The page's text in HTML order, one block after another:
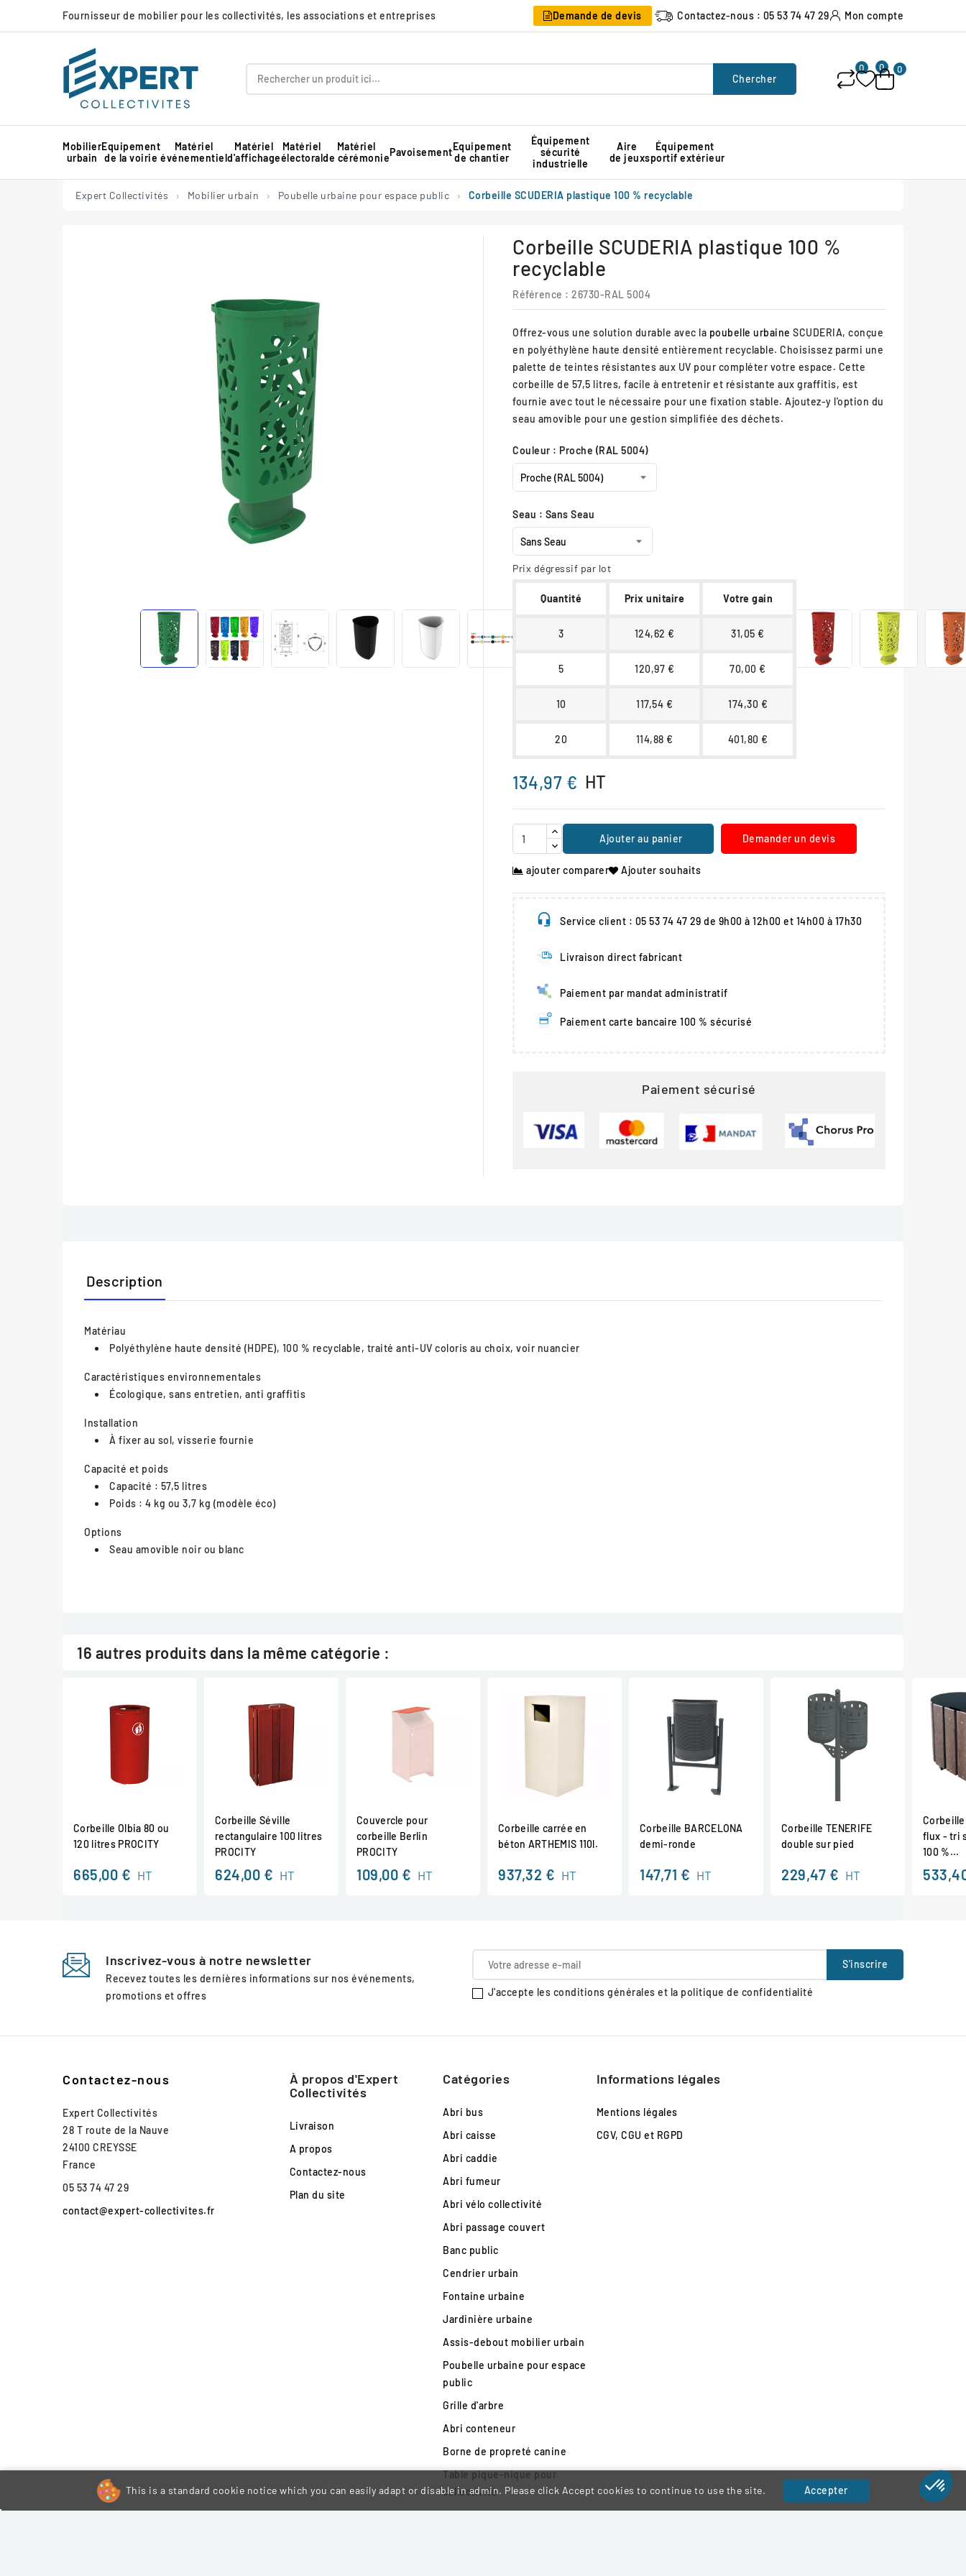
Fournisseur de mobilier pour les collectivités, les associations et entreprises Demande de devis Contactez-nous : 05 53 74 47 29 Mon compte
Chercher
0 0 0
Mobilier
urbain
Equipement
de la voirie
Matériel
événementiel
Matériel
d'affichage
Matériel
électoral
Matériel
de cérémoniePavoisementEquipement
de chantier
Équipement
sécurité
industrielle
Aire
de jeux
Équipement
sportif extérieur
Expert Collectivités Mobilier urbain Poubelle urbaine pour espace public Corbeille SCUDERIA plastique 100 % recyclable
Corbeille SCUDERIA plastique 100 %
recyclable
Référence : 26730-RAL 5004
Offrez-vous une solution durable avec la poubelle urbaine SCUDERIA, conçue
en polyéthylène haute densité entièrement recyclable. Choisissez parmi une
palette de teintes résistantes aux UV pour compléter votre espace. Cette
corbeille de 57,5 litres, facile à entretenir et résistante aux graffitis, est
fournie avec tout le nécessaire pour une fixation stable. Ajoutez-y l'option du
seau amovible pour une gestion simplifiée des déchets.
Couleur : Proche (RAL 5004)
Seau : Sans Seau
Prix dégressif par lot
Quantité Prix unitaire Votre gain
3 124,62 € 31,05 €
5 120,97 € 70,00 €
10 117,54 € 174,30 €
20 114,88 € 401,80 €
134,97 € HT
Ajouter au panier Demander un devis
ajouter comparer Ajouter souhaits
Service client : 05 53 74 47 29 de 9h00 à 12h00 et 14h00 à 17h30
Livraison direct fabricant
Paiement par mandat administratif
Paiement carte bancaire 100 % sécurisé
Paiement sécurisé
Description
Matériau
Polyéthylène haute densité (HDPE), 100 % recyclable, traité anti-UV coloris au choix, voir nuancier
Caractéristiques environnementales
Écologique, sans entretien, anti graffitis
Installation
À fixer au sol, visserie fournie
Capacité et poids
Capacité : 57,5 litres
Poids : 4 kg ou 3,7 kg (modèle éco)
Options
Seau amovible noir ou blanc
16 autres produits dans la même catégorie :
Corbeille Olbia 80 ou
120 litres PROCITY
665,00 € HT
Corbeille Séville
rectangulaire 100 litres
PROCITY
624,00 € HT
Couvercle pour
corbeille Berlin
PROCITY
109,00 € HT
Corbeille carrée en
béton ARTHEMIS 110l.
937,32 € HT
Corbeille BARCELONA
demi-ronde
147,71 € HT
Corbeille TENERIFE
double sur pied
229,47 € HT
flux - tri
100 %...
Inscrivez-vous à notre newsletter
Recevez toutes les dernières informations sur nos événements,
promotions et offres
J'accepte les conditions générales et la politique de confidentialité
Contactez-nous
Expert Collectivités
28 T route de la Nauve
24100 CREYSSE
France
05 53 74 47 29
contact@expert-collectivites.fr
À propos d'Expert
Collectivités
Livraison
A propos
Contactez-nous
Plan du site
Catégories
Abri bus
Abri caisse
Abri caddie
Abri fumeur
Abri vélo collectivité
Abri passage couvert
Banc public
Cendrier urbain
Fontaine urbaine
Jardinière urbaine
Assis-debout mobilier urbain
Poubelle urbaine pour espace
public
Grille d'arbre
Abri conteneur
Borne de propreté canine
Table pique-nique pour
collectivité
Totem entrée de ville
Informations légales
Mentions légales
CGV, CGU et RGPD
This is a standard cookie notice which you can easily adapt or disable in admin. Please click Accept cookies to continue to use the site. Accepter